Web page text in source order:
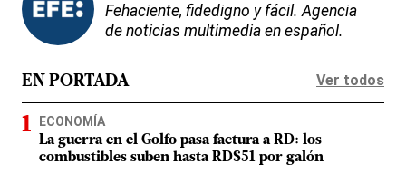
Fehaciente, fidedigno y fácil. Agencia
de noticias multimedia en español.
EN PORTADA Ver todos
ECONOMÍA
La guerra en el Golfo pasa factura a RD: los
combustibles suben hasta RD$51 por galón